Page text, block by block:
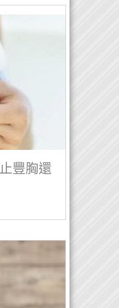
豐胸還